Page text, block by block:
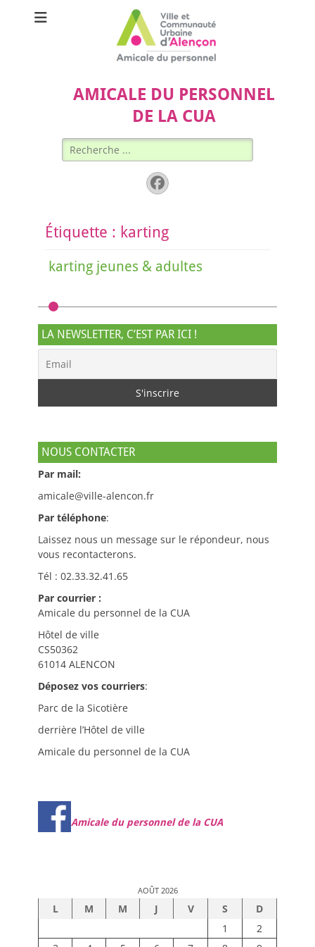
AMICALE DU PERSONNEL
DE LA CUA
Rechercher :
Facebook
Étiquette : karting
karting jeunes & adultes
LA NEWSLETTER, C’EST PAR ICI !
NOUS CONTACTER
Par mail:
amicale@ville-alencon.fr
Par téléphone:
Laissez nous un message sur le répondeur, nous
vous recontacterons.
Tél : 02.33.32.41.65
Par courrier :
Amicale du personnel de la CUA
Hôtel de ville
CS50362
61014 ALENCON
Déposez vos courriers:
Parc de la Sicotière
derrière l’Hôtel de ville
Amicale du personnel de la CUA
Amicale du personnel de la CUA
AOÛT 2026
L M M J V S
D
1
2